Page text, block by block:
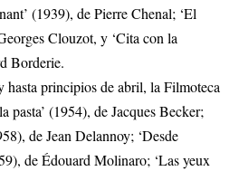
(1939), de Pierre Chenal; ‘El
Clouzot, y ‘Cita con la
Borderie.
hasta principios de abril, la Filmoteca
pasta’ (1954), de Jacques Becker;
de Jean Delannoy; ‘Desde
de Édouard Molinaro; ‘Las yeux